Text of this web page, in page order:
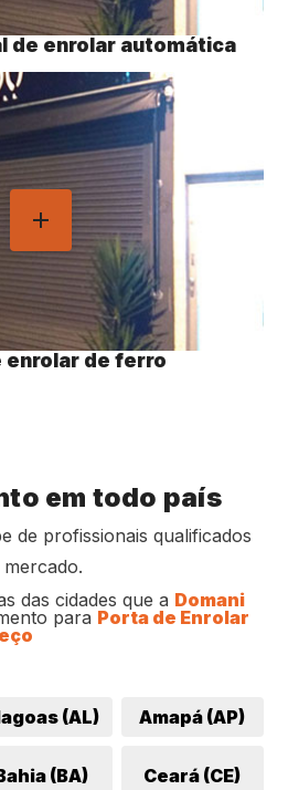
de enrolar automática
enrolar de ferro
em todo país
de profissionais qualificados
das cidades que a Domani
para Porta de Enrolar
(AL) Amapá (AP)
(BA) Ceará (CE)